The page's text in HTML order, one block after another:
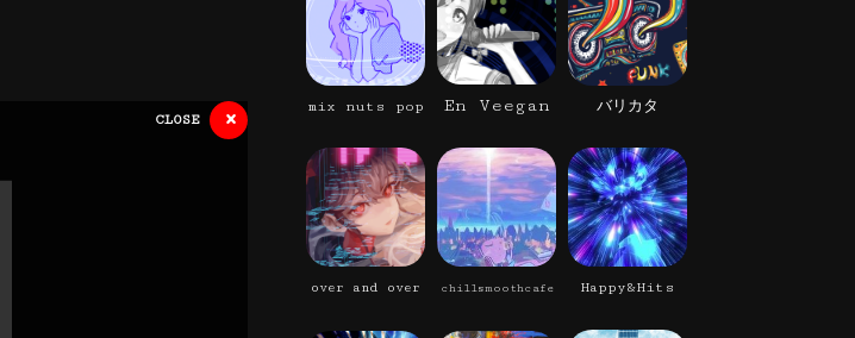
CLOSE × mix nuts pop En Veegan バリカタ
over and over chillsmoothcafe Happy&Hits